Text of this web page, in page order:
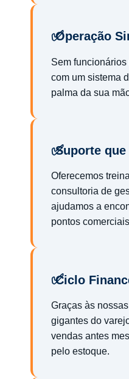
Operação
Sem
com um sistema
palma da sua
Suporte
Oferecemos
consultoria de
ajudamos a
pontos
Ciclo
Graças às
gigantes do
vendas antes
pelo estoque.